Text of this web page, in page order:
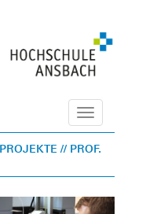
Navigation
// PROF.